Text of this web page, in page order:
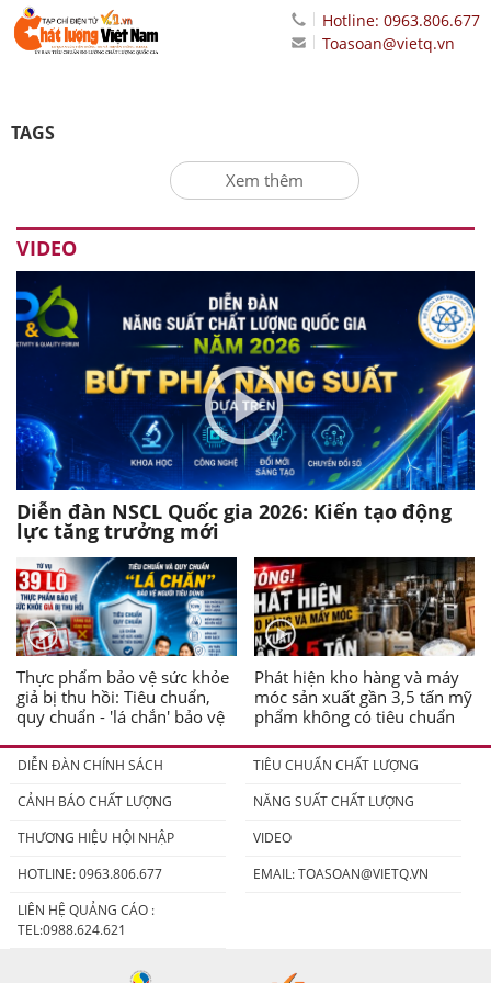
Hotline: 0963.806.677
Toasoan@vietq.vn
TAGS
Xem thêm
VIDEO
Diễn đàn NSCL Quốc gia 2026: Kiến tạo động
lực tăng trưởng mới
Thực phẩm bảo vệ sức khỏe
giả bị thu hồi: Tiêu chuẩn,
quy chuẩn - 'lá chắn' bảo vệ
Phát hiện kho hàng và máy
móc sản xuất gần 3,5 tấn mỹ
phẩm không có tiêu chuẩn
DIỄN ĐÀN CHÍNH SÁCH
TIÊU CHUẨN CHẤT LƯỢNG
CẢNH BÁO CHẤT LƯỢNG
NĂNG SUẤT CHẤT LƯỢNG
THƯƠNG HIỆU HỘI NHẬP
VIDEO
HOTLINE: 0963.806.677
EMAIL:TOASOAN@VIETQ.VN
LIÊN HỆ QUẢNG CÁO :
TEL:0988.624.621